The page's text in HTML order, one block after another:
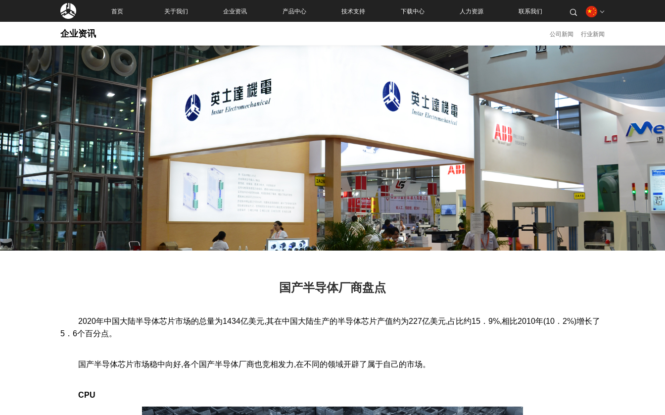
首页 关于我们 企业资讯 产品中心 技术支持 下载中心 人力资源 联系我们
企业资讯 公司新闻 行业新闻
国产半导体厂商盘点
2020年中国大陆半导体芯片市场的总量为1434亿美元,其在中国大陆生产的半导体芯片产值约为227亿美元,占比约15．9%,相比2010年(10．2%)增长了
5．6个百分点。
国产半导体芯片市场稳中向好,各个国产半导体厂商也竞相发力,在不同的领域开辟了属于自己的市场。
CPU